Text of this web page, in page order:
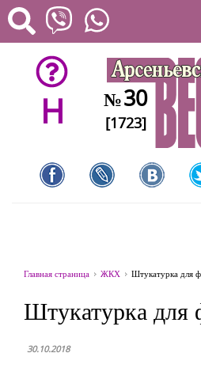
H №30
[1723]
Главная страница ЖКХ Штукатурка для
Штукатурка для
30.10.2018